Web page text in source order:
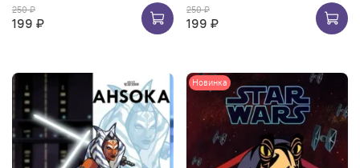
250 ₽
199 ₽
250 ₽
199 ₽
Новинка